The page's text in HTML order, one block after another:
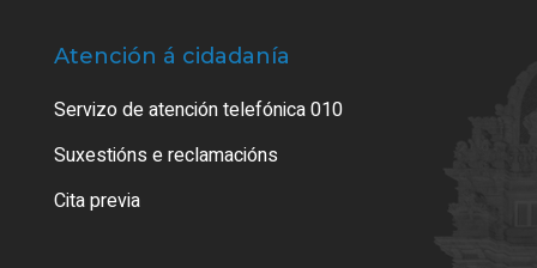
Atención á cidadanía
Servizo de atención telefónica 010
Suxestións e reclamacións
Cita previa